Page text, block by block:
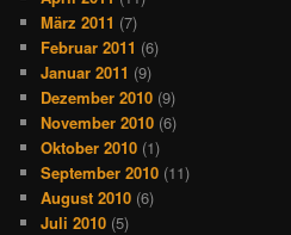
März 2011 (7)
Februar 2011 (6)
Januar 2011 (9)
Dezember 2010 (9)
November 2010 (6)
Oktober 2010 (1)
September 2010 (11)
August 2010 (6)
Juli 2010 (5)